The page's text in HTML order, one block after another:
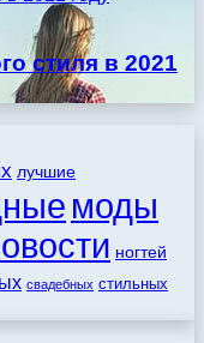
стиля в 2021
лучшие
моды
ногтей
свадебных стильных